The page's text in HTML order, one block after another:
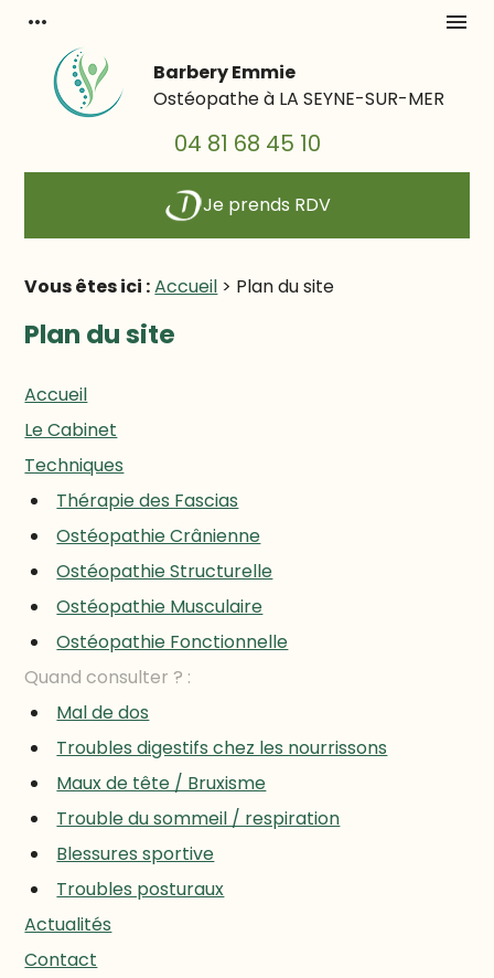
more_horiz menu
Barbery Emmie
Ostéopathe à LA SEYNE-SUR-MER
04 81 68 45 10
Je prends RDV
Vous êtes ici :Accueil > Plan du site
Plan du site
Accueil
Le Cabinet
Techniques
Thérapie des Fascias
Ostéopathie Crânienne
Ostéopathie Structurelle
Ostéopathie Musculaire
Ostéopathie Fonctionnelle
Quand consulter ?
Mal de dos
Troubles digestifs chez les nourrissons
Maux de tête / Bruxisme
Trouble du sommeil / respiration
Blessures sportive
Troubles posturaux
Actualités
Contact